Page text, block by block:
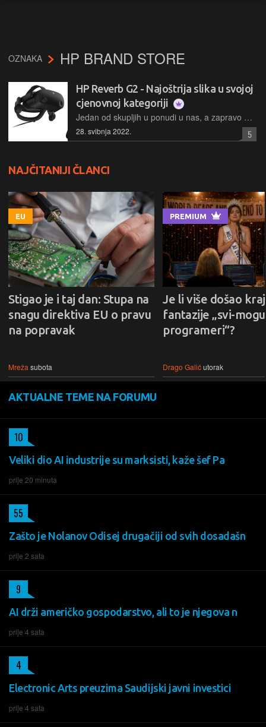
OZNAKA HP BRAND STORE
HP Reverb G2 - Najoštrija slika u svojoj
cjenovnoj kategoriji
Jedan od skupljih u ponudi u nas, a zapravo u srednjem cjenovnom segmentu među VR naglavnicima za kućne korisnike općenito, HP Reverb G2 u svojoj kategoriji nudi apsolutno najbolju razlučivost i najoštriju sliku, uz vrlo dobru registraciju pokreta. Tko ima odgovarajući hardver potreban da ga pogoni i ne smetaju mu metri i kilogrami pratećih kabela, teško da će u ovom trenutku naći povoljniji odnos cijene po isporučenom pikselu VR doživljaja…
28. svibnja 2022. 5
NAJČITANIJI ČLANCI
EU
Stigao je i taj dan: Stupa na
snagu direktiva EU o pravu
na popravak
Mreža subota
PREMIUM
Je li više došao kraj
fantazije „svi-
programeri“?
Drago Galićutorak
AKTUALNE TEME NA FORUMU
Veliki dio AI industrije su marksisti, kaže šef Pa
prije 20 minuta
10
Zašto je Nolanov Odisej drugačiji od svih dosadašn
prije 2 sata
55
AI drži američko gospodarstvo, ali to je njegova n
prije 4 sata
9
Electronic Arts preuzima Saudijski javni investici
prije 4 sata
4